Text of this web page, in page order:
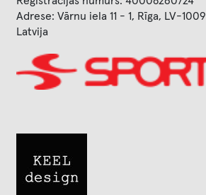
Adrese: Vārnu iela 11 - 1, Rīga, LV-1009
Latvija
Image